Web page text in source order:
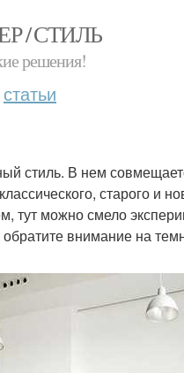
/ СТИЛЬ
решения!
статьи
стиль. В нем
старого и
тут можно смело
внимание на